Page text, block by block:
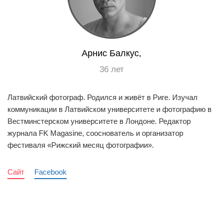
Арнис Балкус,
36 лет
Латвийский фотограф. Родился и живёт в Риге. Изучал
коммуникации в Латвийском университете и фотографию в
Вестминстерском университете в Лондоне. Редактор
журнала FK Magasine, сооснователь и организатор
фестиваля «Рижский месяц фотографии».
Сайт Facebook